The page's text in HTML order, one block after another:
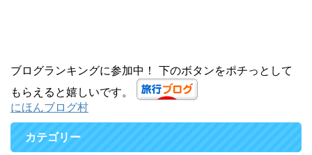
ブログランキングに参加中！ 下のボタンをポチっとして
もらえると嬉しいです。
にほんブログ村
カテゴリー